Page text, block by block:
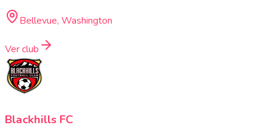
Bellevue, Washington
Ver club
Blackhills FC